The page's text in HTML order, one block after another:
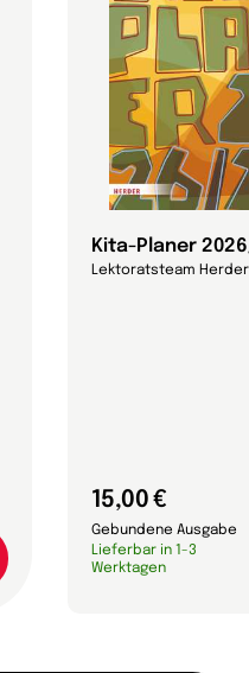
Kita-Planer
Lektoratsteam Herder
15,00 €
Gebundene Ausgabe
Lieferbar in 1-3
Werktagen